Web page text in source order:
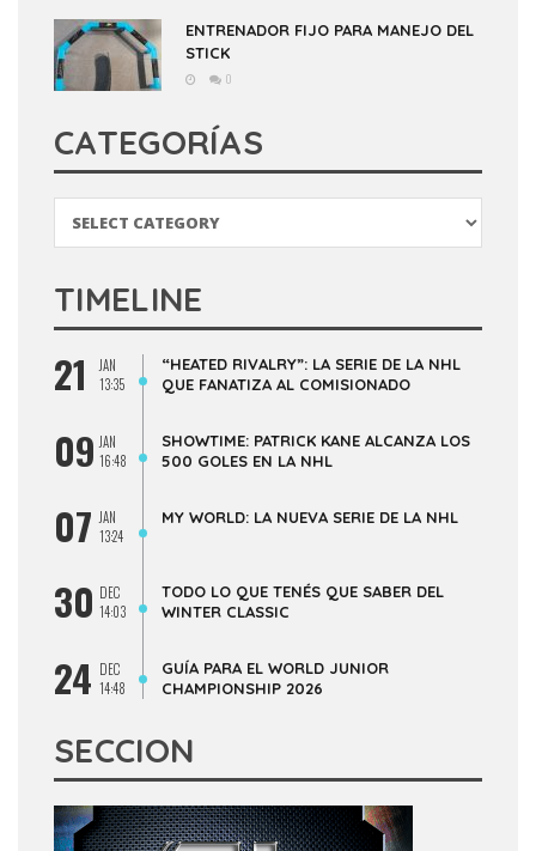
ENTRENADOR FIJO PARA MANEJO DEL
STICK
0
CATEGORÍAS
TIMELINE
21
JAN
13:35
“HEATED RIVALRY”: LA SERIE DE LA NHL
QUE FANATIZA AL COMISIONADO
09 JAN
16:48
SHOWTIME: PATRICK KANE ALCANZA LOS
500 GOLES EN LA NHL
07 JAN
13:24
MY WORLD: LA NUEVA SERIE DE LA NHL
30 DEC
14:03
TODO LO QUE TENÉS QUE SABER DEL
WINTER CLASSIC
24 DEC
14:48
GUÍA PARA EL WORLD JUNIOR
CHAMPIONSHIP 2026
SECCION